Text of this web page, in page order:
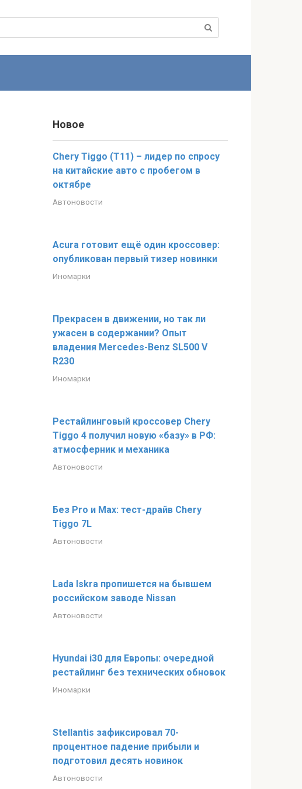
Новое
Chery Tiggo (T11) – лидер по спросу
на китайские авто с пробегом в
октябре
Автоновости
Acura готовит ещё один кроссовер:
опубликован первый тизер новинки
Иномарки
Прекрасен в движении, но так ли
ужасен в содержании? Опыт
владения Mercedes-Benz SL500 V
R230
Иномарки
Рестайлинговый кроссовер Chery
Tiggo 4 получил новую «базу» в РФ:
атмосферник и механика
Автоновости
Без Pro и Max: тест-драйв Chery
Tiggo 7L
Автоновости
Lada Iskra пропишется на бывшем
российском заводе Nissan
Автоновости
Hyundai i30 для Европы: очередной
рестайлинг без технических обновок
Иномарки
Stellantis зафиксировал 70-
процентное падение прибыли и
подготовил десять новинок
Автоновости